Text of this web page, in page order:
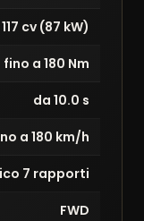
cv (87 kW)
fino a 180 Nm
da 10.0 s
a 180 km/h
7 rapporti
FWD